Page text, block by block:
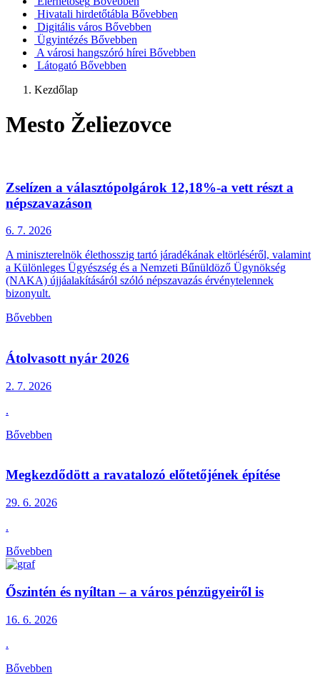
Hivatali hirdetőtábla Bővebben
Digitális város Bővebben
Ügyintézés Bővebben
A városi hangszóró hírei Bővebben
Látogató Bővebben
Kezdőlap
Mesto Želiezovce
Zselízen a választópolgárok 12,18%-a vett részt a
népszavazáson
6. 7. 2026
A miniszterelnök élethosszig tartó járadékának eltörléséről, valamint
a Különleges Ügyészség és a Nemzeti Bűnüldöző Ügynökség
(NAKA) újjáalakításáról szóló népszavazás érvénytelennek
bizonyult.
Bővebben
Átolvasott nyár 2026
2. 7. 2026
.
Bővebben
Megkezdődött a ravatalozó előtetőjének építése
29. 6. 2026
.
Bővebben
Őszintén és nyíltan – a város pénzügyeiről is
16. 6. 2026
.
Bővebben